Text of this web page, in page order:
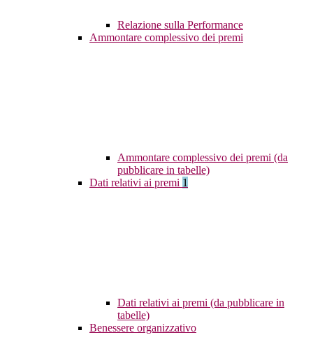
Relazione sulla Performance
Ammontare complessivo dei premi
Ammontare complessivo dei premi (da
pubblicare in tabelle)
Dati relativi ai premi 1
Dati relativi ai premi (da pubblicare in
tabelle)
Benessere organizzativo